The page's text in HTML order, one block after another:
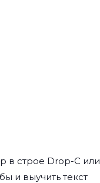
в строе Drop-C или
и выучить текст